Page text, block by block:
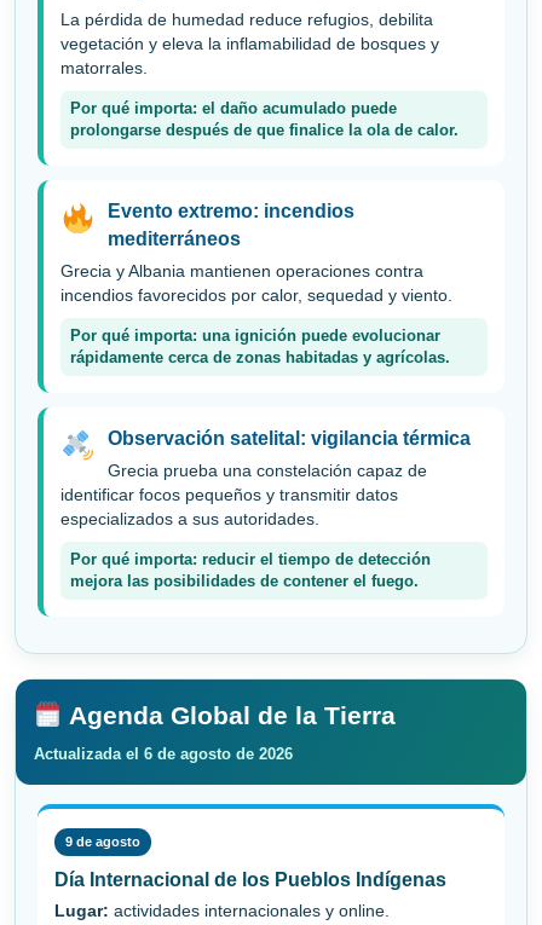
La pérdida de humedad reduce refugios, debilita
vegetación y eleva la inflamabilidad de bosques y
matorrales.
Por qué importa: el daño acumulado puede
prolongarse después de que finalice la ola de calor.
Evento extremo: incendios
mediterráneos
Grecia y Albania mantienen operaciones contra
incendios favorecidos por calor, sequedad y viento.
Por qué importa: una ignición puede evolucionar
rápidamente cerca de zonas habitadas y agrícolas.
Observación satelital: vigilancia térmica
Grecia prueba una constelación capaz de
identificar focos pequeños y transmitir datos
especializados a sus autoridades.
Por qué importa: reducir el tiempo de detección
mejora las posibilidades de contener el fuego.
Agenda Global de la Tierra
Actualizada el 6 de agosto de 2026
9 de agosto
Día Internacional de los Pueblos Indígenas
Lugar: actividades internacionales y online.